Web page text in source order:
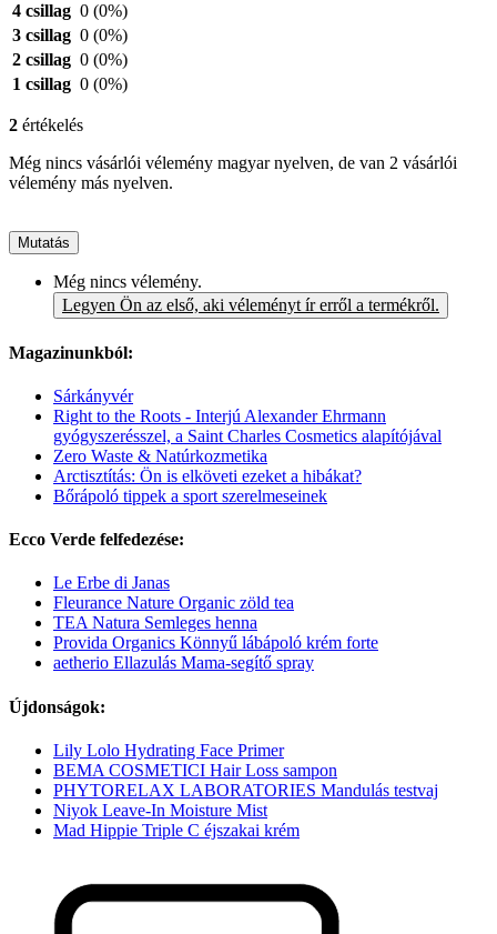
4 csillag 0 (0%)
3 csillag 0 (0%)
2 csillag 0 (0%)
1 csillag 0 (0%)
2 értékelés
Még nincs vásárlói vélemény magyar nyelven, de van 2 vásárlói
vélemény más nyelven.
Mutatás
Még nincs vélemény.
Legyen Ön az első, aki véleményt ír erről a termékről.
Magazinunkból:
Sárkányvér
Right to the Roots - Interjú Alexander Ehrmann
gyógyszerésszel, a Saint Charles Cosmetics alapítójával
Zero Waste & Natúrkozmetika
Arctisztítás: Ön is elköveti ezeket a hibákat?
Bőrápoló tippek a sport szerelmeseinek
Ecco Verde felfedezése:
Le Erbe di Janas
Fleurance Nature Organic zöld tea
TEA Natura Semleges henna
Provida Organics Könnyű lábápoló krém forte
aetherio Ellazulás Mama-segítő spray
Újdonságok:
Lily Lolo Hydrating Face Primer
BEMA COSMETICI Hair Loss sampon
PHYTORELAX LABORATORIES Mandulás testvaj
Niyok Leave-In Moisture Mist
Mad Hippie Triple C éjszakai krém